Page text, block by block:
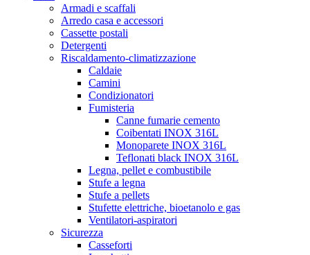
Armadi e scaffali
Arredo casa e accessori
Cassette postali
Detergenti
Riscaldamento-climatizzazione
Caldaie
Camini
Condizionatori
Fumisteria
Canne fumarie cemento
Coibentati INOX 316L
Monoparete INOX 316L
Teflonati black INOX 316L
Legna, pellet e combustibile
Stufe a legna
Stufe a pellets
Stufette elettriche, bioetanolo e gas
Ventilatori-aspiratori
Sicurezza
Casseforti